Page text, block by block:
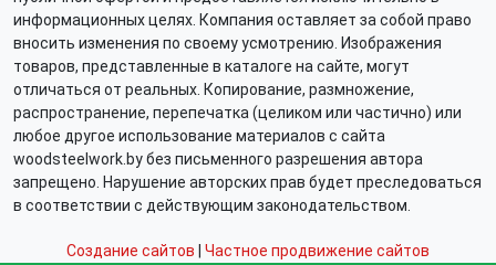
информационных целях. Компания оставляет за собой право
вносить изменения по своему усмотрению. Изображения
товаров, представленные в каталоге на сайте, могут
отличаться от реальных. Копирование, размножение,
распространение, перепечатка (целиком или частично) или
любое другое использование материалов с сайта
woodsteelwork.by без письменного разрешения автора
запрещено. Нарушение авторских прав будет преследоваться
в соответствии с действующим законодательством.
Создание сайтов Частное продвижение сайтов